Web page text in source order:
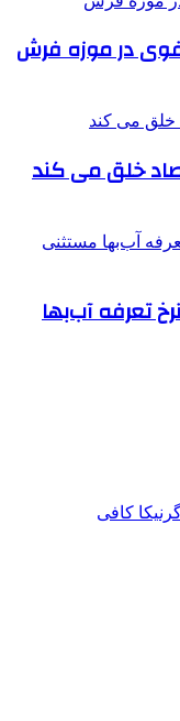
خلق می کند
تعرفه آب‌بها
کافی